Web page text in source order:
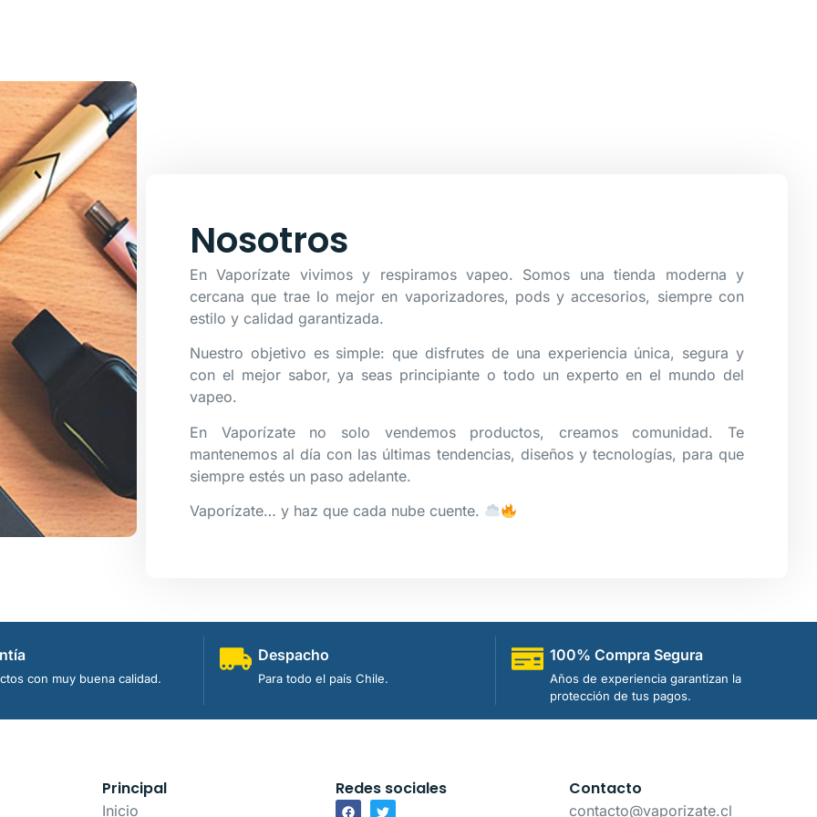
Nosotros
En Vaporízate vivimos y respiramos vapeo. Somos una tienda moderna y
cercana que trae lo mejor en vaporizadores, pods y accesorios, siempre con
estilo y calidad garantizada.
Nuestro objetivo es simple: que disfrutes de una experiencia única, segura y
con el mejor sabor, ya seas principiante o todo un experto en el mundo del
vapeo.
En Vaporízate no solo vendemos productos, creamos comunidad. Te
mantenemos al día con las últimas tendencias, diseños y tecnologías, para que
siempre estés un paso adelante.
Vaporízate… y haz que cada nube cuente.
con muy buena calidad.
Despacho
Para todo el país Chile.
100% Compra Segura
Años de experiencia garantizan la
protección de tus pagos.
Principal
Inicio
Redes sociales Contacto
contacto@vaporizate.cl